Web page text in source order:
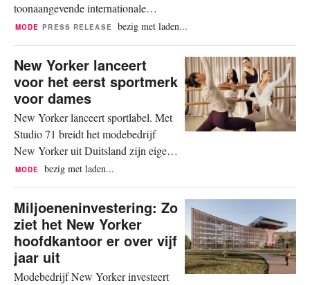
toonaangevende internationale
young-fashion merken, de volgende
strategische mijlpaal: Met de
lancering van een eigen parfumlijn
breidt het bedrijf zijn merkwereld uit
met zes zintuiglijke dimensies. De
uitbreiding van het portfolio is een
logische stap in de positionering als
een...
MODE PRESS RELEASE bezig met laden...
New Yorker lanceert
voor het eerst sportmerk
voor dames
New Yorker lanceert sportlabel. Met
Studio 71 breidt het modebedrijf
New Yorker uit Duitsland zijn eigen
merken uit met een sportlabel, zo
meldt het bedrijf donderdag. De
naam van het dameslabel, dat
‘functionaliteit, comfort en design
combineert’, is een verwijzing naar
het oprichtingsjaar van het bedrijf,
1971. De eerste sportcollectie van...
MODE bezig met laden...
Miljoeneninvestering: Zo
ziet het New Yorker
hoofdkantoor er over vijf
jaar uit
Modebedrijf New Yorker investeert